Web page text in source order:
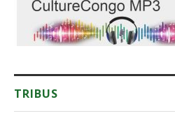
TRIBUS